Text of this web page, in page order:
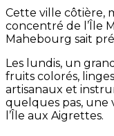
Cette ville côtière,
concentré de l’Île
Mahebourg sait
Les lundis, un
fruits colorés,
artisanaux et
quelques pas, une
l’Île aux Aigrettes.